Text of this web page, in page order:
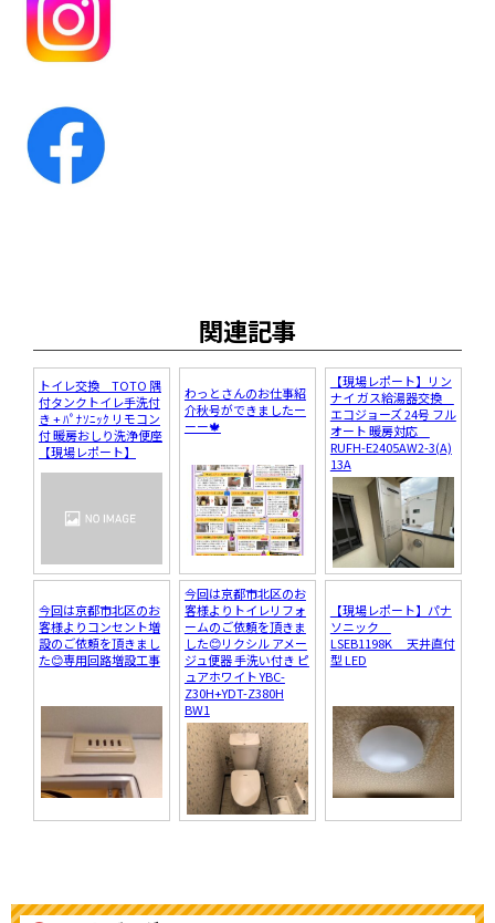
関連記事
トイレ交換 TOTO 隅
付タンクトイレ手洗付
き + ﾊﾟﾅｿﾆｯｸ リモコン
付 暖房おしり洗浄便座
【現場レポート】
わっとさんのお仕事紹
介秋号ができましたー
ーー🍁
【現場レポート】リン
ナイ ガス給湯器交換
エコジョーズ 24号 フル
オート 暖房対応
RUFH-E2405AW2-3(A)
13A
今回は京都市北区のお
客様よりコンセント増
設のご依頼を頂きまし
た😊専用回路増設工事
今回は京都市北区のお
客様よりトイレリフォ
ームのご依頼を頂きま
した😊リクシル アメー
ジュ便器 手洗い付き ピ
ュアホワイト YBC-
Z30H+YDT-Z380H
BW1
【現場レポート】パナ
ソニック
LSEB1198K 天井直付
型 LED